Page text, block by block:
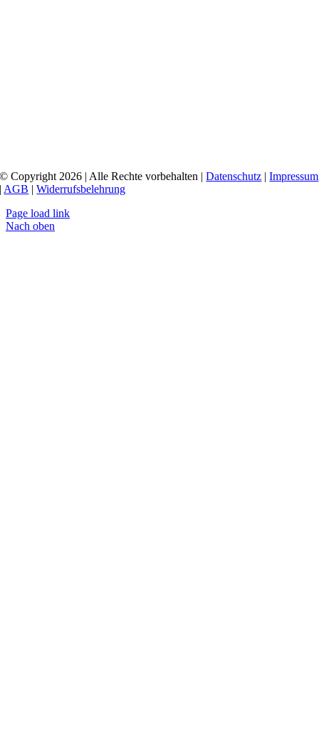
© Copyright 2026 | Alle Rechte vorbehalten |Datenschutz |Impressum
| AGB |Widerrufsbelehrung
Page load link
Nach oben